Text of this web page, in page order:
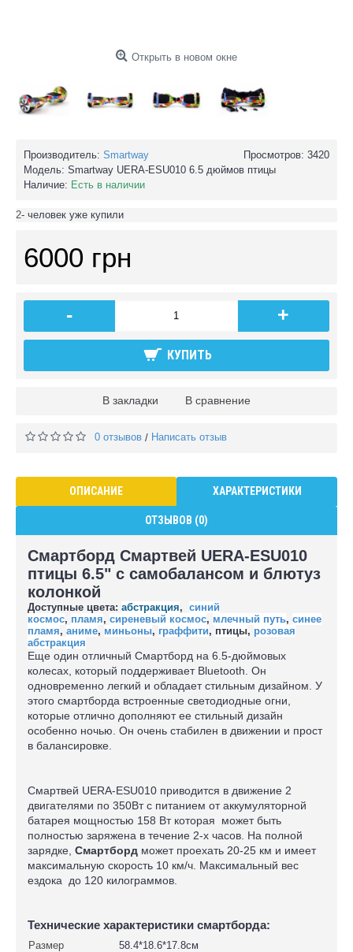
Открыть в новом окне
Просмотров: 3420
Производитель: Smartway
Модель: Smartway UERA-ESU010 6.5 дюймов птицы
Наличие: Есть в наличии
2- человек уже купили
6000 грн
- +
КУПИТЬ
В закладки В сравнение
0 отзывов / Написать отзыв
ОПИСАНИЕ ХАРАКТЕРИСТИКИ
ОТЗЫВОВ (0)
Смартборд Смартвей UERA-ESU010
птицы 6.5" с самобалансом и блютуз
колонкой
Доступные цвета: абстракция, синий
космос, пламя, сиреневый космос, млечный путь, синее
пламя, аниме, миньоны, граффити, птицы, розовая
абстракция
Еще один отличный Смартборд на 6.5-дюймовых
колесах, который поддерживает Bluetooth. Он
одновременно легкий и обладает стильным дизайном. У
этого смартборда встроенные светодиодные огни,
которые отлично дополняют ее стильный дизайн
особенно ночью. Он очень стабилен в движении и прост
в балансировке.
Смартвей UERA-ESU010 приводится в движение 2
двигателями по 350Вт с питанием от аккумуляторной
батарея мощностью 158 Вт которая может быть
полностью заряжена в течение 2-х часов. На полной
зарядке, Смартборд может проехать 20-25 км и имеет
максимальную скорость 10 км/ч. Максимальный вес
ездока до 120 килограммов.
Технические характеристики смартборда:
Размер
58.4*18.6*17.8см